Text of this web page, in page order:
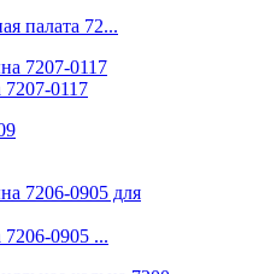
палата 72...
0117
0905 ...